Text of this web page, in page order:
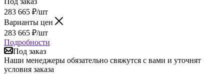
283 665 ₽/шт
Варианты цен
283 665 ₽/шт
Подробности
Под заказ
Наши менеджеры обязательно свяжутся с вами и уточнят
условия заказа